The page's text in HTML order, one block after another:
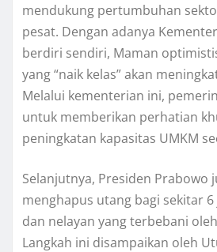
mendukung pertumbuhan
pesat. Dengan adanya
berdiri sendiri, Maman
yang “naik kelas” akan
Melalui kementerian ini,
untuk memberikan perhatian
peningkatan kapasitas UMKM
Selanjutnya, Presiden Prabowo
menghapus utang bagi sekitar
dan nelayan yang terbebani
Langkah ini disampaikan oleh